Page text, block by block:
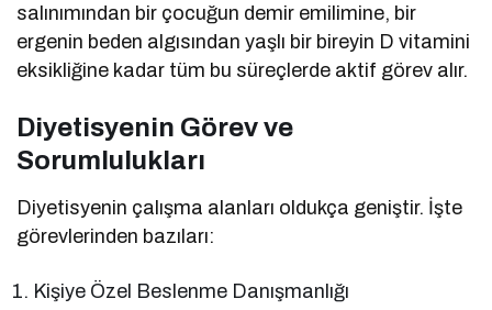
salınımından bir çocuğun demir emilimine, bir
ergenin beden algısından yaşlı bir bireyin D vitamini
eksikliğine kadar tüm bu süreçlerde aktif görev alır.
Diyetisyenin Görev ve
Sorumlulukları
Diyetisyenin çalışma alanları oldukça geniştir. İşte
görevlerinden bazıları:
Kişiye Özel Beslenme Danışmanlığı